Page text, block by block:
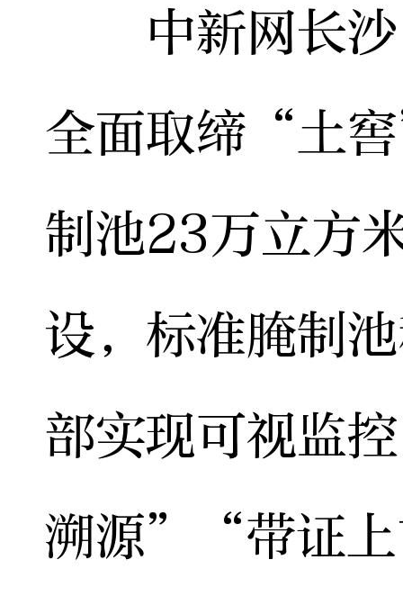
中新网长沙
全面取缔“土
制池23万立方
设，标准腌制
部实现可视监
溯源”“带证